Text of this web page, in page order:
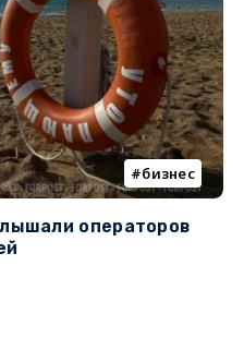
бизнес
операторов